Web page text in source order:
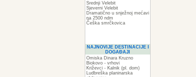
Srednji Velebit
Sjeverni Velebit
Dramatično u snježnoj mećavi
na 2500 ndm
Češka smrčkovica
NAJNOVIJE DESTINACIJE I
DOGAĐAJI
Omiska Dinara Kruzno
Biokovo - vrhovi
Križevci - Kalnik (pl. dom)
Ludbreška planinarska